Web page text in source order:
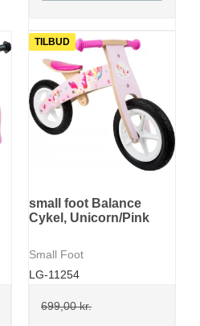
TILBUD
small foot Balance
Cykel, Unicorn/Pink
Small Foot
LG-11254
699,00 kr.